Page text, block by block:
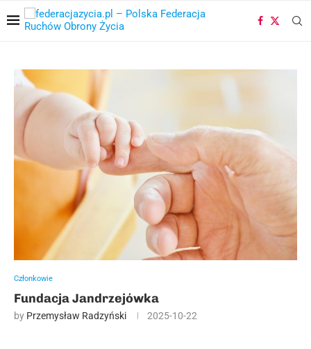
Członkowie
Fundacja Jandrzejówka
by Przemysław Radzyński 2025-10-22